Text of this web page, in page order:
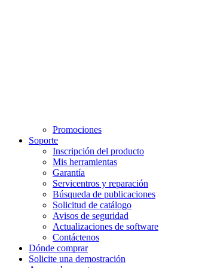
Promociones
Soporte
Inscripción del producto
Mis herramientas
Garantía
Servicentros y reparación
Búsqueda de publicaciones
Solicitud de catálogo
Avisos de seguridad
Actualizaciones de software
Contáctenos
Dónde comprar
Solicite una demostración